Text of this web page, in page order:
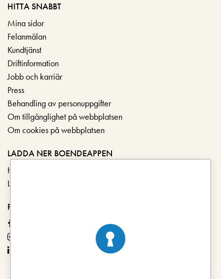
HITTA SNABBT
Mina sidor
Felanmälan
Kundtjänst
Driftinformation
Jobb och karriär
Press
Behandling av personuppgifter
Om tillgänglighet på webbplatsen
Om cookies på webbplatsen
LADDA NER BOENDEAPPEN
Hämta i App Store
Ladda ner på Google Play
FÖLJ OSS